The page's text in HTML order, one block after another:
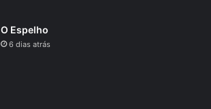
O Espelho
6 dias atrás